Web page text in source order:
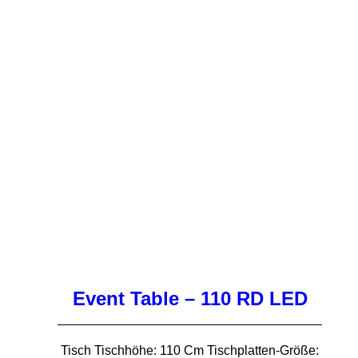
Event Table – 110 RD LED
Tisch Tischhöhe: 110 Cm Tischplatten-Größe: